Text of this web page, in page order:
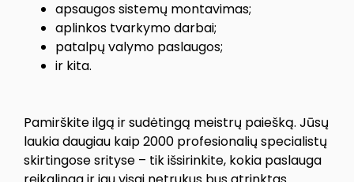
apsaugos sistemų montavimas;
aplinkos tvarkymo darbai;
patalpų valymo paslaugos;
ir kita.
Pamirškite ilgą ir sudėtingą meistrų paiešką. Jūsų
laukia daugiau kaip 2000 profesionalių specialistų
skirtingose srityse – tik išsirinkite, kokia paslauga